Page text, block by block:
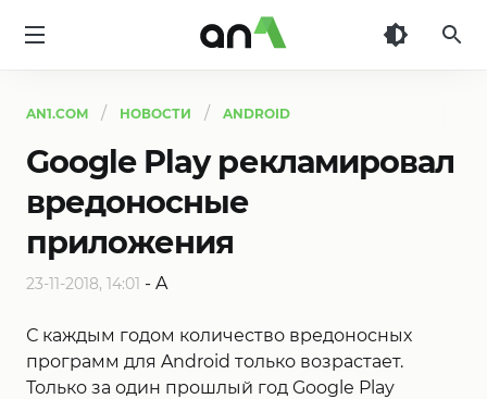
AN1.COM НОВОСТИ ANDROID
Google Play рекламировал
вредоносные
приложения
23-11-2018, 14:01 - A
С каждым годом количество вредоносных
программ для Android только возрастает.
Только за один прошлый год Google Play